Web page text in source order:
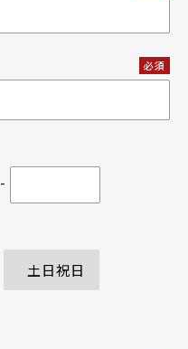
必須
-
土日祝日